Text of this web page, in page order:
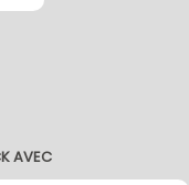
AVEC